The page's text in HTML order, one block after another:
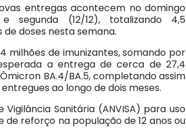
entregas acontecem no domingo
e segunda (12/12), totalizando 4,5
de doses nesta semana.
milhões de imunizantes, somando por
a entrega de cerca de 27,4
BA.4/BA.5, completando assim
ao longo de dois meses.
Sanitária (ANVISA) para uso
reforço na população de 12 anos ou